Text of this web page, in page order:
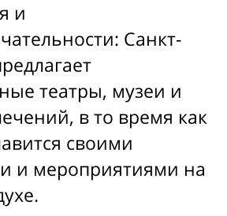
и
Санкт-
театры, музеи и
в то время как
своими
и мероприятиями на